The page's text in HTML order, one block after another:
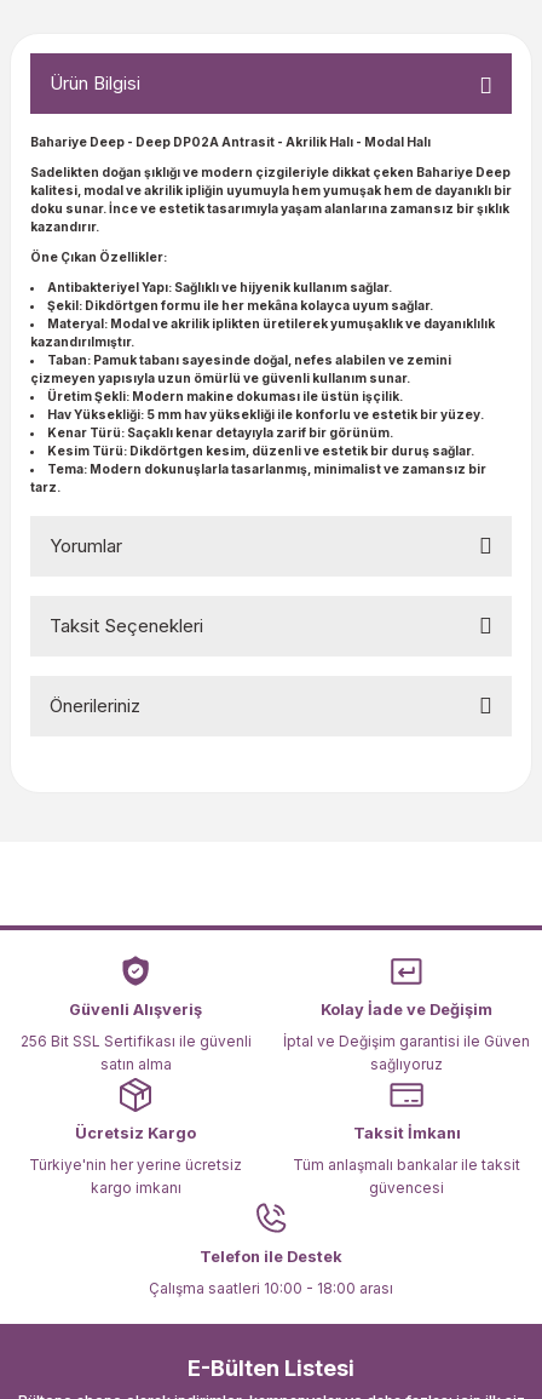
Ürün Bilgisi
Bahariye Deep - Deep DP02A Antrasit - Akrilik Halı - Modal Halı
Sadelikten doğan şıklığı ve modern çizgileriyle dikkat çeken Bahariye Deep
kalitesi, modal ve akrilik ipliğin uyumuyla hem yumuşak hem de dayanıklı bir
doku sunar. İnce ve estetik tasarımıyla yaşam alanlarına zamansız bir şıklık
kazandırır.
Öne Çıkan Özellikler:
Antibakteriyel Yapı: Sağlıklı ve hijyenik kullanım sağlar.
Şekil: Dikdörtgen formu ile her mekâna kolayca uyum sağlar.
Materyal: Modal ve akrilik iplikten üretilerek yumuşaklık ve dayanıklılık
kazandırılmıştır.
Taban: Pamuk tabanı sayesinde doğal, nefes alabilen ve zemini
çizmeyen yapısıyla uzun ömürlü ve güvenli kullanım sunar.
Üretim Şekli: Modern makine dokuması ile üstün işçilik.
Hav Yüksekliği: 5 mm hav yüksekliği ile konforlu ve estetik bir yüzey.
Kenar Türü: Saçaklı kenar detayıyla zarif bir görünüm.
Kesim Türü: Dikdörtgen kesim, düzenli ve estetik bir duruş sağlar.
Tema: Modern dokunuşlarla tasarlanmış, minimalist ve zamansız bir
tarz.
Yorumlar
Taksit Seçenekleri
Önerileriniz
Ürün açıklamasında eksik bilgiler bulunuyor.
Ürün bilgilerinde hatalar bulunuyor.
Ürün fiyatı diğer sitelerden daha pahalı.
Bu ürüne benzer farklı alternatifler olmalı.
Güvenli Alışveriş
256 Bit SSL Sertifikası ile güvenli
satın alma
Kolay İade ve Değişim
İptal ve Değişim garantisi ile Güven
sağlıyoruz
Ücretsiz Kargo
Türkiye'nin her yerine ücretsiz
kargo imkanı
Taksit İmkanı
Tüm anlaşmalı bankalar ile taksit
güvencesi
Telefon ile Destek
Çalışma saatleri 10:00 - 18:00 arası
E-Bülten Listesi